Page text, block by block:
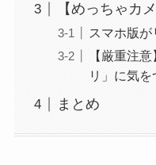
【めっちゃカ
スマホ版が
【厳重注
リ」に気を
まとめ